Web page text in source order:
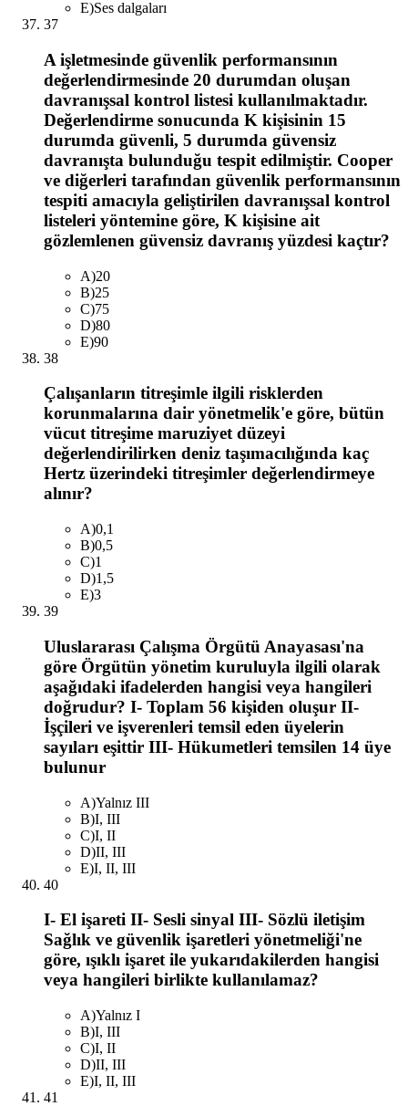
E)Ses dalgaları
37
A işletmesinde güvenlik performansının
değerlendirmesinde 20 durumdan oluşan
davranışsal kontrol listesi kullanılmaktadır.
Değerlendirme sonucunda K kişisinin 15
durumda güvenli, 5 durumda güvensiz
davranışta bulunduğu tespit edilmiştir. Cooper
ve diğerleri tarafından güvenlik performansının
tespiti amacıyla geliştirilen davranışsal kontrol
listeleri yöntemine göre, K kişisine ait
gözlemlenen güvensiz davranış yüzdesi kaçtır?
A)20
B)25
C)75
D)80
E)90
38
Çalışanların titreşimle ilgili risklerden
korunmalarına dair yönetmelik'e göre, bütün
vücut titreşime maruziyet düzeyi
değerlendirilirken deniz taşımacılığında kaç
Hertz üzerindeki titreşimler değerlendirmeye
alınır?
A)0,1
B)0,5
C)1
D)1,5
E)3
39
Uluslararası Çalışma Örgütü Anayasası'na
göre Örgütün yönetim kuruluyla ilgili olarak
aşağıdaki ifadelerden hangisi veya hangileri
doğrudur? I- Toplam 56 kişiden oluşur II-
İşçileri ve işverenleri temsil eden üyelerin
sayıları eşittir III- Hükumetleri temsilen 14 üye
bulunur
A)Yalnız III
B)I, III
C)I, II
D)II, III
E)I, II, III
40
I- El işareti II- Sesli sinyal III- Sözlü iletişim
Sağlık ve güvenlik işaretleri yönetmeliği'ne
göre, ışıklı işaret ile yukarıdakilerden hangisi
veya hangileri birlikte kullanılamaz?
A)Yalnız I
B)I, III
C)I, II
D)II, III
E)I, II, III
41